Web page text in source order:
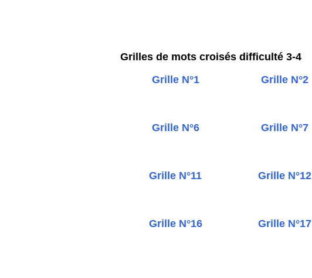
Grilles de mots croisés difficulté 3-4
Grille N°1
Grille N°2
Grille N°6 Grille N°7
Grille N°11 Grille N°12
Grille N°16 Grille N°17